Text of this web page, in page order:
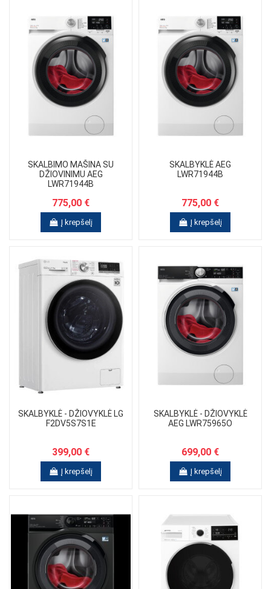
SKALBIMO MAŠINA SU
DŽIOVINIMU AEG
LWR71944B
775,00 €
Į krepšelį
SKALBYKLĖ AEG
LWR71944B
775,00 €
Į krepšelį
SKALBYKLĖ - DŽIOVYKLĖ LG
F2DV5S7S1E
399,00 €
Į krepšelį
SKALBYKLĖ - DŽIOVYKLĖ
AEG LWR75965O
699,00 €
Į krepšelį